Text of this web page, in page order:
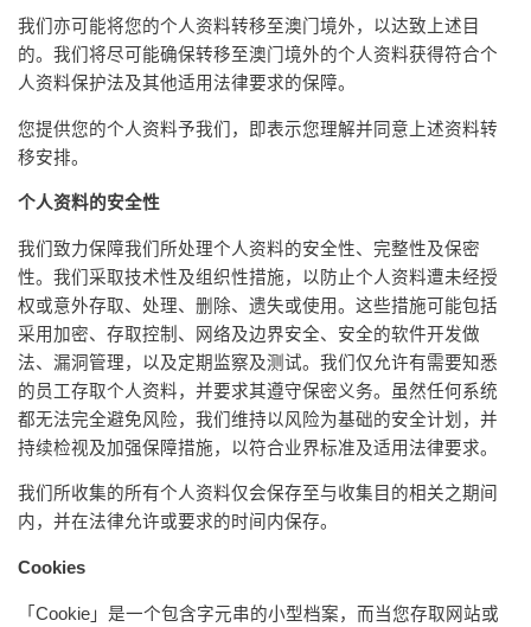
我们亦可能将您的个人资料转移至澳门境外，以达致上述目
的。我们将尽可能确保转移至澳门境外的个人资料获得符合个
人资料保护法及其他适用法律要求的保障。
您提供您的个人资料予我们，即表示您理解并同意上述资料转
移安排。
个人资料的安全性
我们致力保障我们所处理个人资料的安全性、完整性及保密
性。我们采取技术性及组织性措施，以防止个人资料遭未经授
权或意外存取、处理、删除、遗失或使用。这些措施可能包括
采用加密、存取控制、网络及边界安全、安全的软件开发做
法、漏洞管理，以及定期监察及测试。我们仅允许有需要知悉
的员工存取个人资料，并要求其遵守保密义务。虽然任何系统
都无法完全避免风险，我们维持以风险为基础的安全计划，并
持续检视及加强保障措施，以符合业界标准及适用法律要求。
我们所收集的所有个人资料仅会保存至与收集目的相关之期间
内，并在法律允许或要求的时间内保存。
Cookies
「Cookie」是一个包含字元串的小型档案，而当您存取网站或